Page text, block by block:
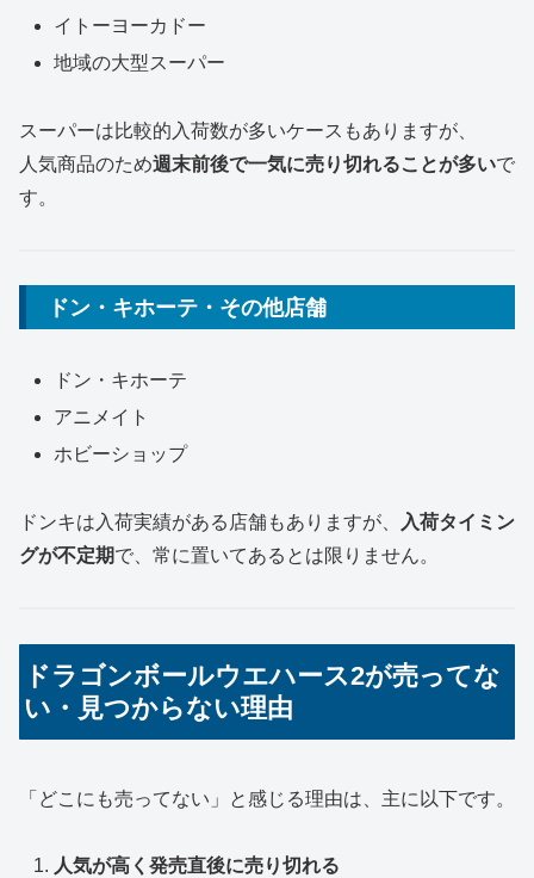
イトーヨーカドー
地域の大型スーパー
スーパーは比較的入荷数が多いケースもありますが、
人気商品のため週末前後で一気に売り切れることが多いで
す。
ドン・キホーテ・その他店舗
ドン・キホーテ
アニメイト
ホビーショップ
ドンキは入荷実績がある店舗もありますが、
入荷タイミン
グが不定期で、常に置いてあるとは限りません。
ドラゴンボールウエハース2が売ってな
い・見つからない理由
「どこにも売ってない」と感じる理由は、主に以下です。
人気が高く発売直後に売り切れる